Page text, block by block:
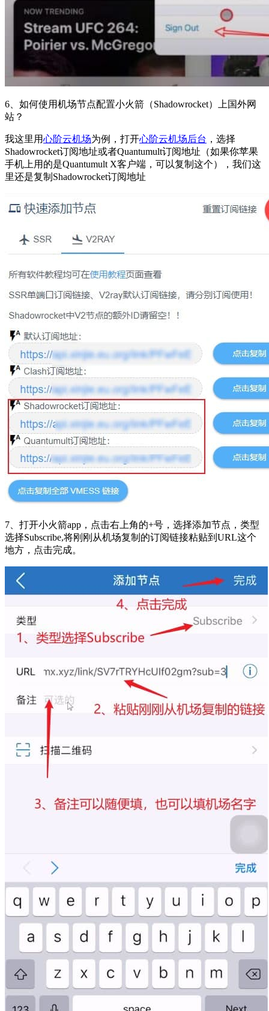
6、如何使用机场节点配置小火箭（Shadowrocket）上国外网
站？
我这里用心阶云机场为例，打开心阶云机场后台 ，选择
Shadowrocket订阅地址或者Quantumult订阅地址（如果你苹果
手机上用的是Quantumult X客户端，可以复制这个），我们这
里还是复制Shadowrocket订阅地址
7、打开小火箭app，点击右上角的+号，选择添加节点，类型
选择Subscribe,将刚刚从机场复制的订阅链接粘贴到URL这个
地方，点击完成。